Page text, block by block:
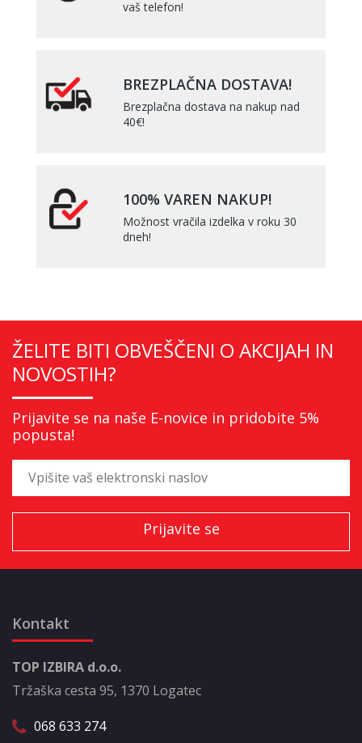
vaš telefon!
BREZPLAČNA DOSTAVA!
Brezplačna dostava na nakup nad
40€!
100% VAREN NAKUP!
Možnost vračila izdelka v roku 30
dneh!
ŽELITE BITI OBVEŠČENI O AKCIJAH IN
NOVOSTIH?
Prijavite se na naše E-novice in pridobite 5%
popusta!
Kontakt
TOP IZBIRA d.o.o.
Tržaška cesta 95, 1370 Logatec
068 633 274